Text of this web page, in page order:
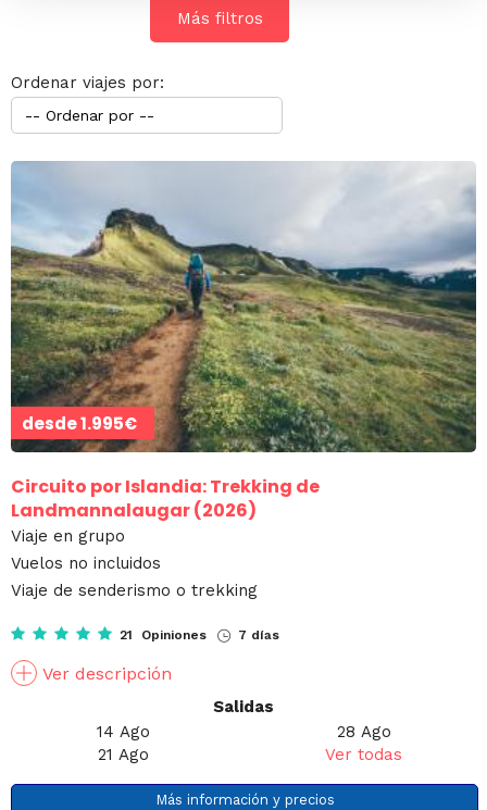
Más filtros
Ordenar viajes por:
desde1.995€
Circuito por Islandia: Trekking de
Landmannalaugar (2026)
Viaje en grupo
Vuelos no incluidos
Viaje de senderismo o trekking
21 Opiniones 7 días
Ver descripción
Salidas
14 Ago
21 Ago
28 Ago
Ver todas
Más información y precios